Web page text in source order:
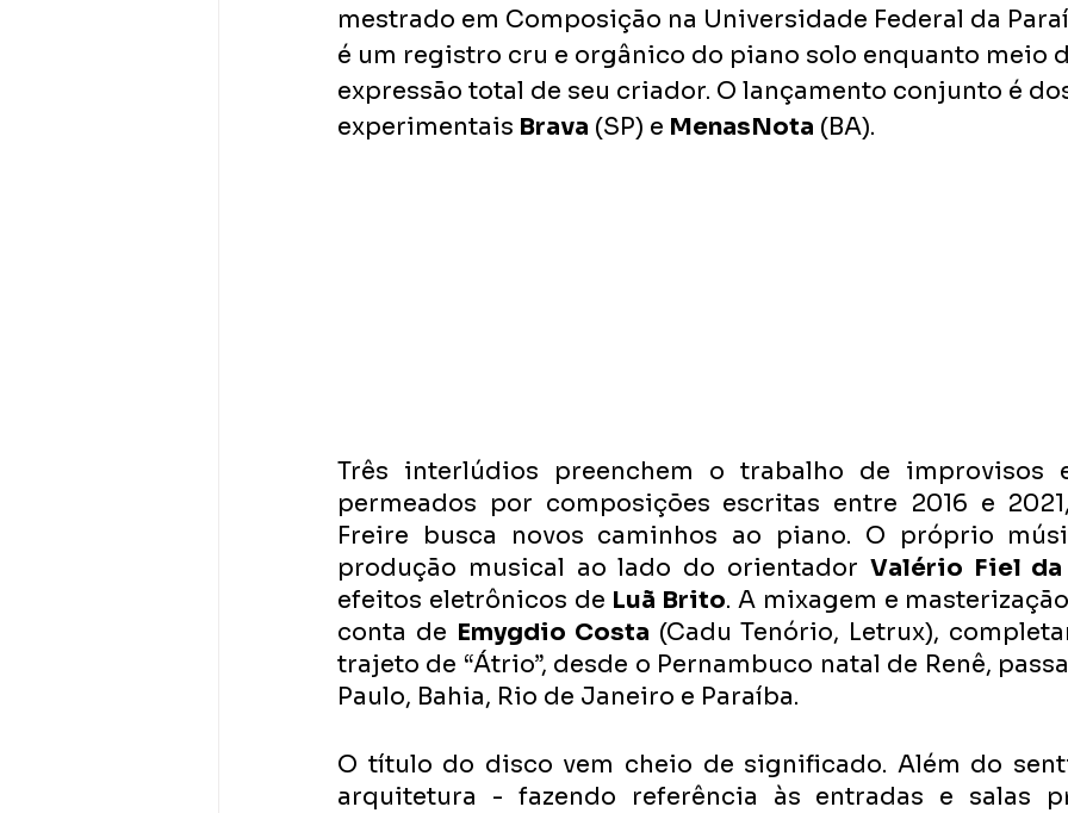
mestrado em Composição na Universidade Federal da
é um registro cru e orgânico do piano solo enquanto meio
expressão total de seu criador. O lançamento conjunto é
experimentais Brava (SP) e MenasNota (BA).
Três interlúdios preenchem o trabalho de improvisos
permeados por composições escritas entre 2016 e
Freire busca novos caminhos ao piano. O próprio
produção musical ao lado do orientador Valério Fiel
efeitos eletrônicos de Luã Brito. A mixagem e
conta de Emygdio Costa (Cadu Tenório, Letrux),
trajeto de “Átrio”, desde o Pernambuco natal de Renê,
Paulo, Bahia, Rio de Janeiro e Paraíba.
O título do disco vem cheio de significado. Além do
arquitetura - fazendo referência às entradas e salas